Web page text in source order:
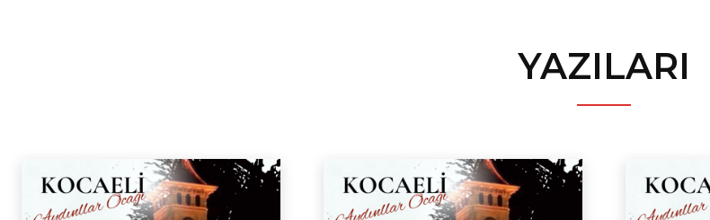
YAZILARI